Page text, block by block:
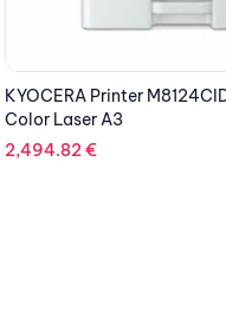
EPSON Printer Business
C8690DWF Multifunction
2,096.47€